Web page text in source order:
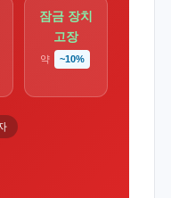
잠금 장치
고장
약 ~10%